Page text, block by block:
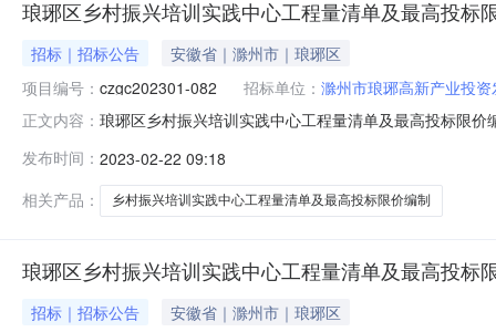
琅琊区乡村振兴培训实践中心工程量清单及最高投标
招标｜招标公告
安徽省｜滁州市｜琅琊区
项目编号： czgc202301-082 招标单位： 滁州市琅琊高新产业投
正文内容： 琅琊区乡村振兴培训实践中心工程量清单及最高投标限
琊新区政府大楼5楼联系人及电话杨工、李工
发布时间： 2023-02-22 09:18
相关产品：
乡村振兴培训实践中心工程量清单及最高投标限价编制
琅琊区乡村振兴培训实践中心工程量清单及最高投标
招标｜招标公告
安徽省｜滁州市｜琅琊区